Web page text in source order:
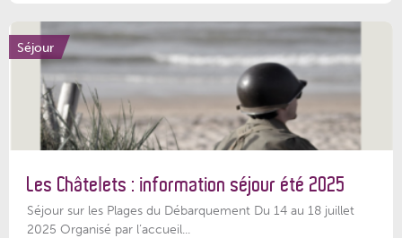
Séjour
Les Châtelets : information séjour été 2025
Séjour sur les Plages du Débarquement Du 14 au 18 juillet
2025 Organisé par l’accueil...